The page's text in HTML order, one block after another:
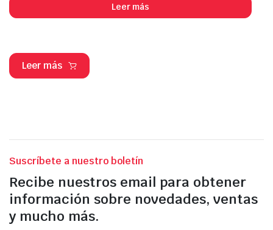
Leer más
Leer más
Suscríbete a nuestro boletín
Recibe nuestros email para obtener
información sobre novedades, ventas
y mucho más.